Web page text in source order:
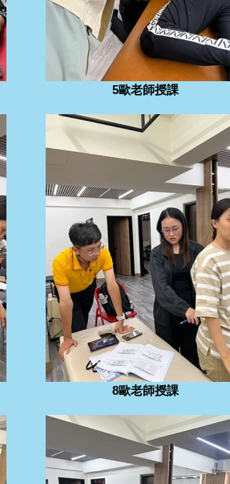
5歐老師授課
8歐老師授課